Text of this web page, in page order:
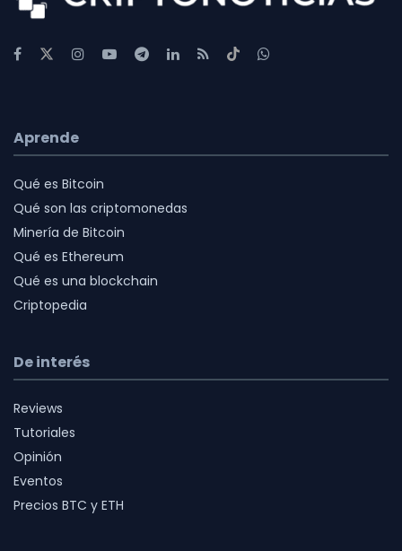
Aprende
Qué es Bitcoin
Qué son las criptomonedas
Minería de Bitcoin
Qué es Ethereum
Qué es una blockchain
Criptopedia
De interés
Reviews
Tutoriales
Opinión
Eventos
Precios BTC y ETH